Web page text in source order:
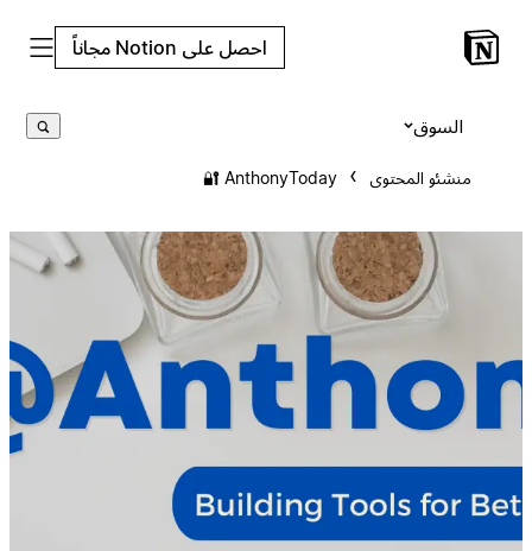
احصل على Notion مجاناً
منشئو المحتوى AnthonyToday 🔐